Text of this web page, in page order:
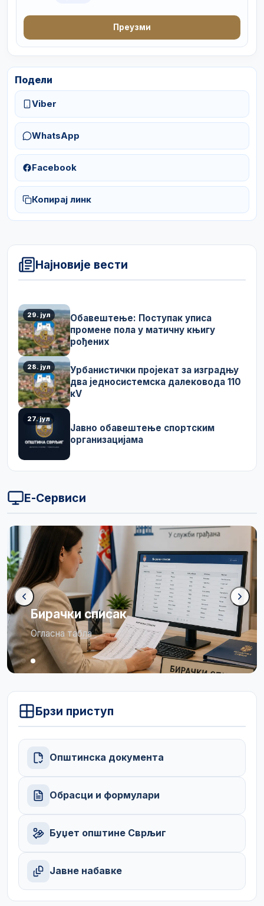
Преузми
Подели
Viber
WhatsApp
Facebook
Копирај линк
Најновије вести
29. јул
Обавештење: Поступак уписа
промене пола у матичну књигу
рођених
28. јул
Урбанистички пројекат за изградњу
два једносистемска далековода 110
кV
27. јул
Јавно обавештење спортским
организацијама
Е-Сервиси
Бирачки списак
Огласна табла
Брзи приступ
Општинска документа
Обрасци и формулари
Буџет општине Сврљиг
Јавне набавке